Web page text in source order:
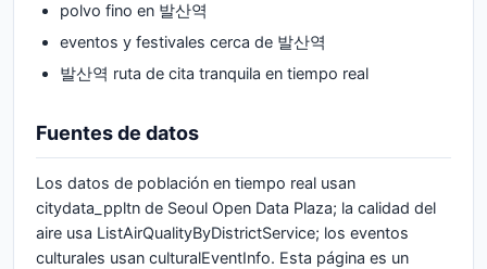
polvo fino en 발산역
eventos y festivales cerca de 발산역
발산역 ruta de cita tranquila en tiempo real
Fuentes de datos
Los datos de población en tiempo real usan
citydata_ppltn de Seoul Open Data Plaza; la calidad del
aire usa ListAirQualityByDistrictService; los eventos
culturales usan culturalEventInfo. Esta página es un